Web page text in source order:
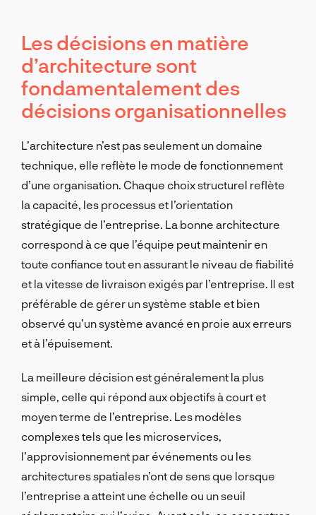
Les décisions en matière
d’architecture sont
fondamentalement des
décisions organisationnelles
L’architecture n’est pas seulement un domaine
technique, elle reflète le mode de fonctionnement
d’une organisation. Chaque choix structurel reflète
la capacité, les processus et l’orientation
stratégique de l’entreprise. La bonne architecture
correspond à ce que l’équipe peut maintenir en
toute confiance tout en assurant le niveau de fiabilité
et la vitesse de livraison exigés par l’entreprise. Il est
préférable de gérer un système stable et bien
observé qu’un système avancé en proie aux erreurs
et à l’épuisement.
La meilleure décision est généralement la plus
simple, celle qui répond aux objectifs à court et
moyen terme de l’entreprise. Les modèles
complexes tels que les microservices,
l’approvisionnement par événements ou les
architectures spatiales n’ont de sens que lorsque
l’entreprise a atteint une échelle ou un seuil